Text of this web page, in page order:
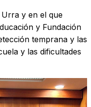
y en el que
y Fundación
temprana y las
y las dificultades